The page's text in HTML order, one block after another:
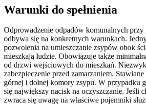
Warunki do spełnienia
Odprowadzenie odpadów komunalnych przy
odbywa się na konkretnych warunkach.
pozwolenia na umieszczanie zsypów obok
mieszkają ludzie. Obowiązuje także
od drzwi wejściowych do mieszkań.
zabezpieczenie przed zamarzaniem.
górnej i dolnej komory zsypu. W przypadku
się największy nacisk na oczyszczanie. Jeśli
zwraca się uwagę na właściwe pojemniki